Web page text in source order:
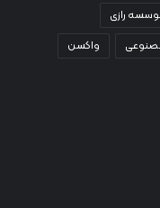
رازی
واکسن